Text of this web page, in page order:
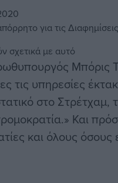
για τις
σχετικά με αυτό
Μπόρις
τις υπηρεσίες
στο
Και
και όλους όσους